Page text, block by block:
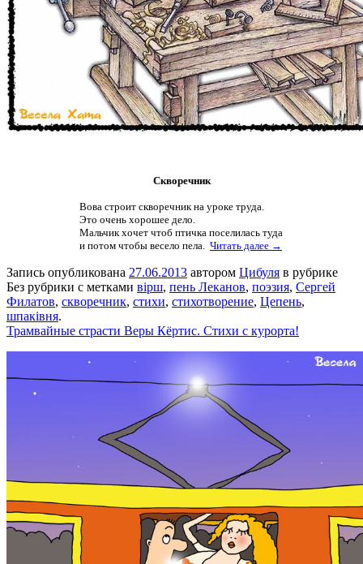
Скворечник
Вова строит скворечник на уроке труда.
Это очень хорошее дело.
Мальчик хочет чтоб птичка поселилась туда
и потом чтобы весело пела. Читать далее →
Запись опубликована 27.06.2013 автором Цибуля в рубрике
Без рубрики с метками вірш, пень Леканов, поэзия, Сергей
Филатов, скворечник, стихи, стихотворение, Цепень,
шпаківня.
Трамвайные страсти Веры Кёртис. Стихи с курорта!